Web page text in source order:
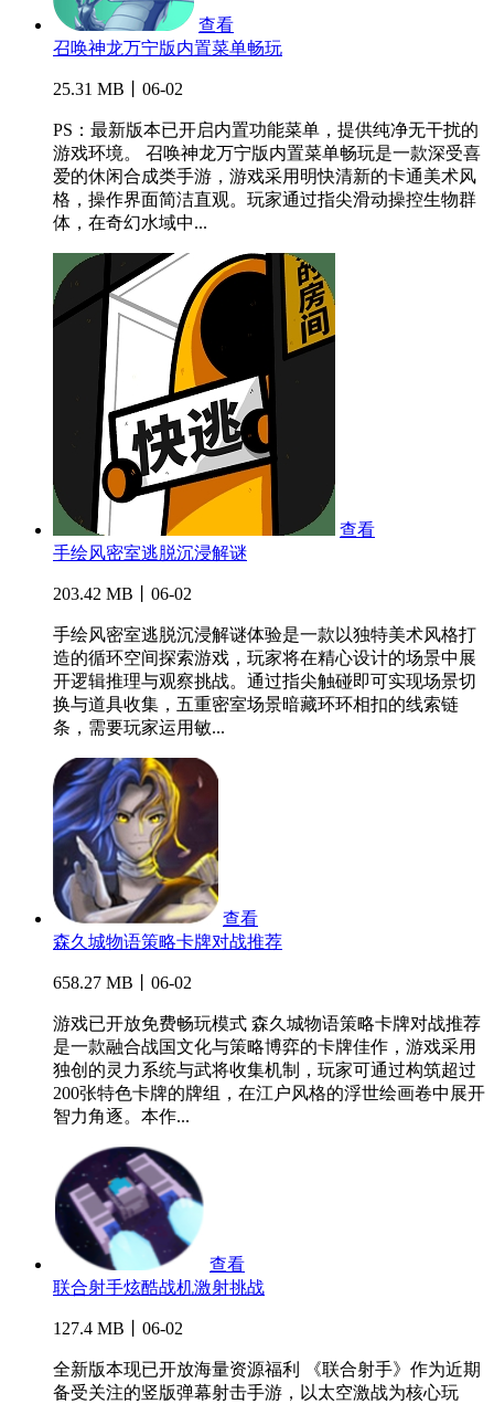
查看
召唤神龙万宁版内置菜单畅玩
25.31 MB丨06-02
PS：最新版本已开启内置功能菜单，提供纯净无干扰的
游戏环境。 召唤神龙万宁版内置菜单畅玩是一款深受喜
爱的休闲合成类手游，游戏采用明快清新的卡通美术风
格，操作界面简洁直观。玩家通过指尖滑动操控生物群
体，在奇幻水域中...
查看
手绘风密室逃脱沉浸解谜
203.42 MB丨06-02
手绘风密室逃脱沉浸解谜体验是一款以独特美术风格打
造的循环空间探索游戏，玩家将在精心设计的场景中展
开逻辑推理与观察挑战。通过指尖触碰即可实现场景切
换与道具收集，五重密室场景暗藏环环相扣的线索链
条，需要玩家运用敏...
查看
森久城物语策略卡牌对战推荐
658.27 MB丨06-02
游戏已开放免费畅玩模式 森久城物语策略卡牌对战推荐
是一款融合战国文化与策略博弈的卡牌佳作，游戏采用
独创的灵力系统与武将收集机制，玩家可通过构筑超过
200张特色卡牌的牌组，在江户风格的浮世绘画卷中展开
智力角逐。本作...
查看
联合射手炫酷战机激射挑战
127.4 MB丨06-02
全新版本现已开放海量资源福利 《联合射手》作为近期
备受关注的竖版弹幕射击手游，以太空激战为核心玩